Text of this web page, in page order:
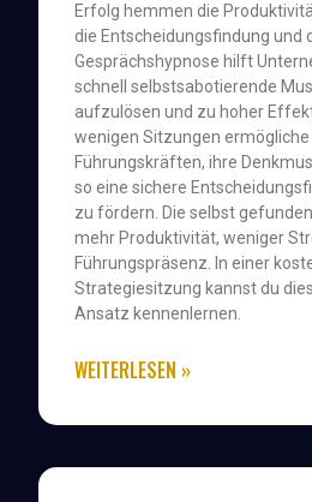
Erfolg hemmen die
die Entscheidungsfindung und
Gesprächshypnose hilft
schnell selbstsabotierende
aufzulösen und zu hoher
wenigen Sitzungen ermögliche
Führungskräften, ihre
so eine sichere
zu fördern. Die selbst
mehr Produktivität, weniger
Führungspräsenz. In einer
Strategiesitzung kannst du
Ansatz kennenlernen.
WEITERLESEN »